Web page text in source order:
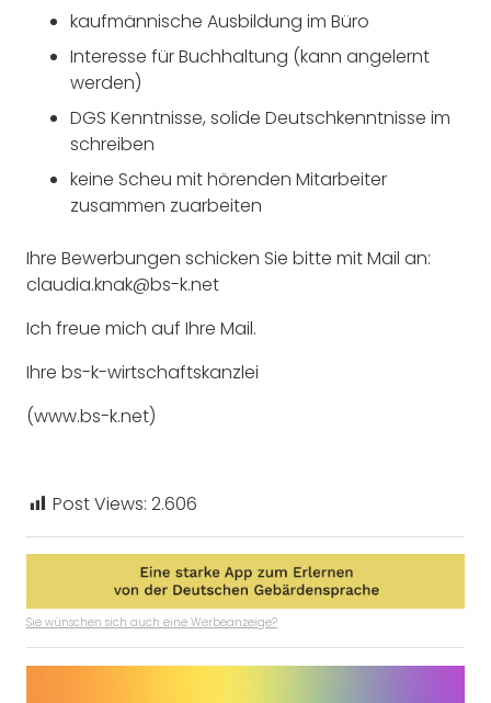
kaufmännische Ausbildung im Büro
Interesse für Buchhaltung (kann angelernt
werden)
DGS Kenntnisse, solide Deutschkenntnisse im
schreiben
keine Scheu mit hörenden Mitarbeiter
zusammen zuarbeiten
Ihre Bewerbungen schicken Sie bitte mit Mail an:
claudia.knak@bs-k.net
Ich freue mich auf Ihre Mail.
Ihre bs-k-wirtschaftskanzlei
(www.bs-k.net)
Post Views: 2.606
Sie wünschen sich auch eine Werbeanzeige?